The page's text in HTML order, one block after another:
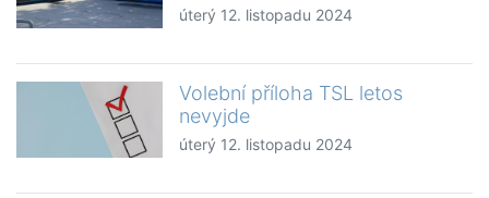
úterý 12. listopadu 2024
Volební příloha TSL letos
nevyjde
úterý 12. listopadu 2024